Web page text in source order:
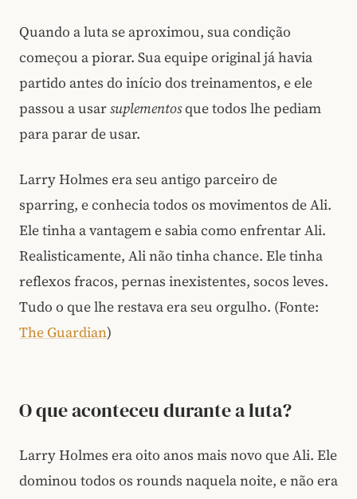
Quando a luta se aproximou, sua condição
começou a piorar. Sua equipe original já havia
partido antes do início dos treinamentos, e ele
passou a usarsuplementosque todos lhe pediam
para parar de usar.
Larry Holmes era seu antigo parceiro de
sparring, e conhecia todos os movimentos de Ali.
Ele tinha a vantagem e sabia como enfrentar Ali.
Realisticamente, Ali não tinha chance. Ele tinha
reflexos fracos, pernas inexistentes, socos leves.
Tudo o que lhe restava era seu orgulho. (Fonte:
The Guardian)
O que aconteceu durante a luta?
Larry Holmes era oito anos mais novo que Ali. Ele
dominou todos os rounds naquela noite, e não era